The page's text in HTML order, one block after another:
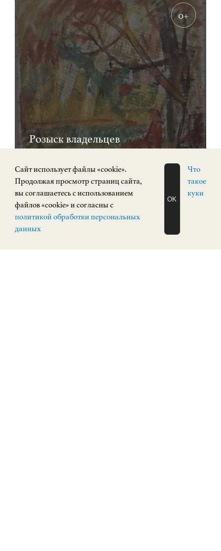
0+
Розыск владельцев
произведений
ЗАПИСАТЬСЯ
НА ЭКСКУРСИЮ
Cайт использует файлы «cookie».
Продолжая просмотр страниц сайта,
вы соглашаетесь с использованием
файлов «cookie» и согласны с
политикой обработки персональных
данных
OK
Что
такое
куки